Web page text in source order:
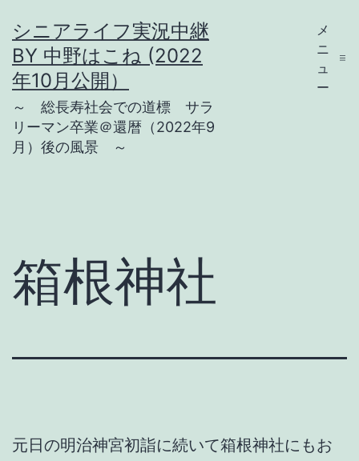
ン
テ
ン
へ
シニアライフ実況中継
BY 中野はこね (2022
年10月公開）
～ 総長寿社会での道標 サラ
リーマン卒業＠還暦（2022年9
月）後の風景 ～
メ
ニ
ュ
ー
箱根神社
元日の明治神宮初詣に続いて箱根神社にもお